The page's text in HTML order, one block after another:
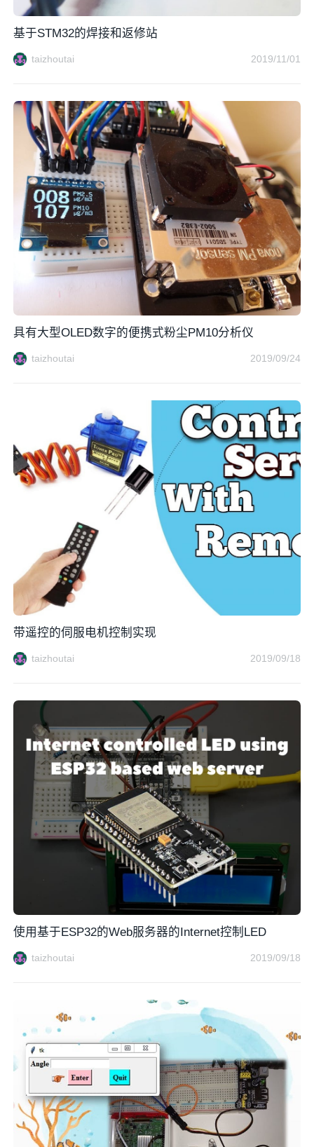
基于STM32的焊接和返修站
taizhoutai 2019/11/01
具有大型OLED数字的便携式粉尘PM10分析仪
taizhoutai 2019/09/24
带遥控的伺服电机控制实现
taizhoutai 2019/09/18
使用基于ESP32的Web服务器的Internet控制LED
taizhoutai 2019/09/18